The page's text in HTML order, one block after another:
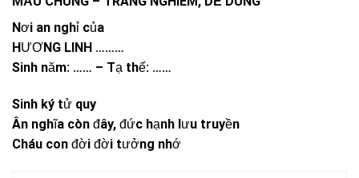
Nơi an nghỉ của
HƯƠNG LINH ………
Sinh năm: …… – Tạ thế: ……
Sinh ký tử quy
Ân nghĩa còn đây, đức hạnh lưu truyền
Cháu con đời đời tưởng nhớ